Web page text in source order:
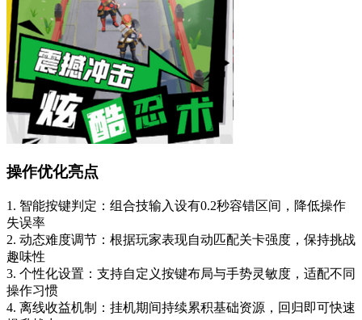
操作优化亮点
1. 智能按键判定：组合技输入设有0.2秒容错区间，降低操作
失误率
2. 动态难度调节：根据玩家表现自动匹配关卡强度，保持挑战
趣味性
3. 个性化设置：支持自定义按键布局与手势灵敏度，适配不同
操作习惯
4. 离线收益机制：挂机期间持续累积基础资源，回归即可快速